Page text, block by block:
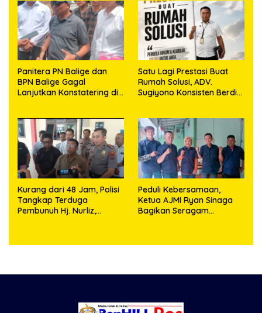
023/KS dan HUT Ke-81
Kemerdekaan RI
Panitera PN Balige dan
BPN Balige Gagal
Lanjutkan Konstatering di
Satu Lagi Prestasi Buat
Rumah Solusi, ADV.
Sugiyono Konsisten Berdiri
Kurang dari 48 Jam, Polisi
Tangkap Terduga
Pembunuh Hj. Nurliz,
Peduli Kebersamaan,
Ketua AJMI Ryan Sinaga
Bagikan Seragam